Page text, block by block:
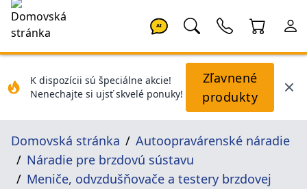
AI
K dispozícii sú špeciálne akcie!
Nenechajte si ujsť skvelé ponuky!
Zľavnené
produkty
Domovská stránka
Autoopravárenské náradie
Náradie pre brzdovú sústavu
Meniče, odvzdušňovače a testery brzdovej